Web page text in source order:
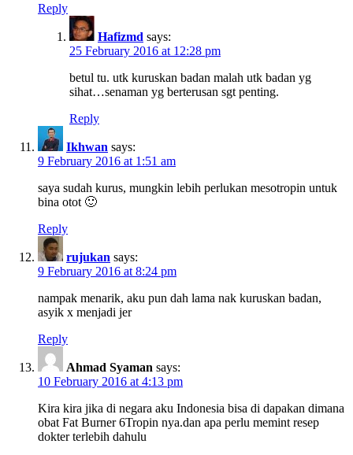
Reply
Hafizmd says:
25 February 2016 at 12:28 pm
betul tu. utk kuruskan badan malah utk badan yg
sihat…senaman yg berterusan sgt penting.
Reply
Ikhwan says:
9 February 2016 at 1:51 am
saya sudah kurus, mungkin lebih perlukan mesotropin untuk
bina otot 🙂
Reply
rujukan says:
9 February 2016 at 8:24 pm
nampak menarik, aku pun dah lama nak kuruskan badan,
asyik x menjadi jer
Reply
Ahmad Syaman says:
10 February 2016 at 4:13 pm
Kira kira jika di negara aku Indonesia bisa di dapakan dimana
obat Fat Burner 6Tropin nya.dan apa perlu memint resep
dokter terlebih dahulu